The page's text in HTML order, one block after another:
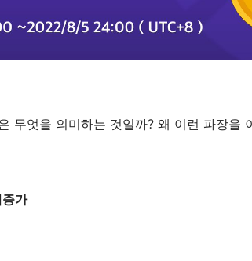
무엇을 의미하는 것일까? 왜 이런 파장을
증가